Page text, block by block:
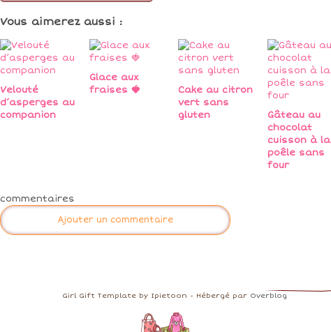
Vous aimerez aussi :
Velouté
d’asperges au
companion
Glace aux
fraises 🍓
Cake au citron
vert sans
gluten
Gâteau au
chocolat
cuisson à la
poêle sans
four
commentaires
Ajouter un commentaire
Girl Gift Template by Ipietoon - Hébergé par Overblog